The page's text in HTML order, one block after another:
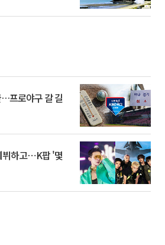
프로야구 갈 길
뷔하고⋯K팝 '몇